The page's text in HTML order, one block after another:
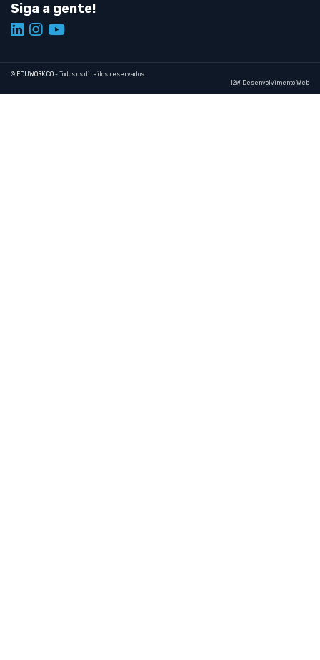
Siga a gente!
© EDUWORK CO - Todos os direitos reservados
I2W Desenvolvimento Web